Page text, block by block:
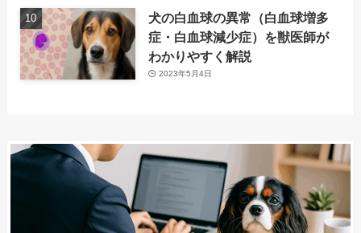
犬の白血球の異常（白血球増多
症・白血球減少症）を獣医師が
わかりやすく解説
2023年5月4日